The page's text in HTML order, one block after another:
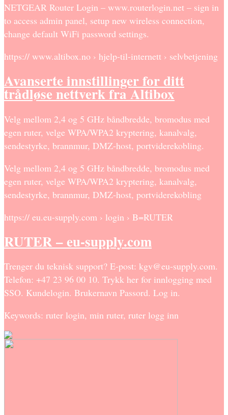
NETGEAR Router Login – www.routerlogin.net – sign in
to access admin panel, setup new wireless connection,
change default WiFi password settings.
https:// www.altibox.no › hjelp-til-internett › selvbetjening
Avanserte innstillinger for ditt
trådløse nettverk fra Altibox
Velg mellom 2,4 og 5 GHz båndbredde, bromodus med
egen ruter, velge WPA/WPA2 kryptering, kanalvalg,
sendestyrke, brannmur, DMZ-host, portviderekobling.
Velg mellom 2,4 og 5 GHz båndbredde, bromodus med
egen ruter, velge WPA/WPA2 kryptering, kanalvalg,
sendestyrke, brannmur, DMZ-host, portviderekobling
https:// eu.eu-supply.com › login › B=RUTER
RUTER – eu-supply.com
Trenger du teknisk support? E-post: kgv@eu-supply.com.
Telefon: +47 23 96 00 10. Trykk her for innlogging med
SSO. Kundelogin. Brukernavn Passord. Log in.
Keywords: ruter login, min ruter, ruter logg inn